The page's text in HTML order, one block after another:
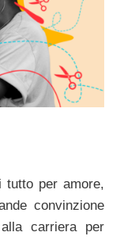
tutto per amore,
convinzione
carriera per